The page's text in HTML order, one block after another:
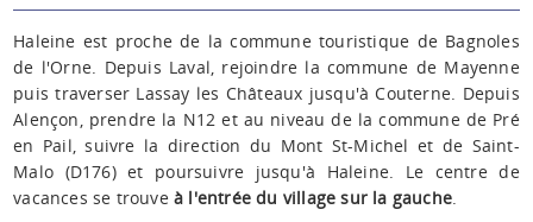
Haleine est proche de la commune touristique de Bagnoles
de l'Orne. Depuis Laval, rejoindre la commune de Mayenne
puis traverser Lassay les Châteaux jusqu'à Couterne. Depuis
Alençon, prendre la N12 et au niveau de la commune de Pré
en Pail, suivre la direction du Mont St-Michel et de Saint-
Malo (D176) et poursuivre jusqu'à Haleine. Le centre de
vacances se trouveà l'entrée du village sur la gauche.